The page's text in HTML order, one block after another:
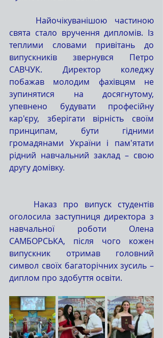
свята стало вручення дипломів. Із
теплими словами привітань до
випускників звернувся Петро
САВЧУК. Директор коледжу
побажав молодим фахівцям не
зупинятися на досягнутому,
упевнено будувати професійну
кар'єру, зберігати вірність своїм
принципам, бути гідними
громадянами України і пам'ятати
рідний навчальний заклад – свою
другу домівку.
оголосила заступниця директора з
навчальної роботи Олена
САМБОРСЬКА, після чого кожен
випускник отримав головний
символ своїх багаторічних зусиль –
диплом про здобуття освіти.